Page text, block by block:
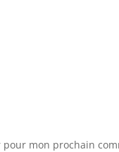
mon prochain